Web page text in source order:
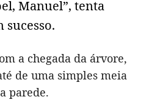
Manuel”, tenta
a chegada da árvore,
de uma simples meia
parede.